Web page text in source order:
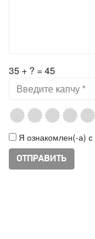
35 + ? = 45
Я ознакомлен(-а) с